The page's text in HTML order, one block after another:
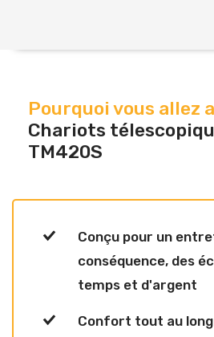
Pourquoi vous allez
Chariots
TM420S
Conçu pour un
conséquence, des
temps et d'argent
Confort tout au